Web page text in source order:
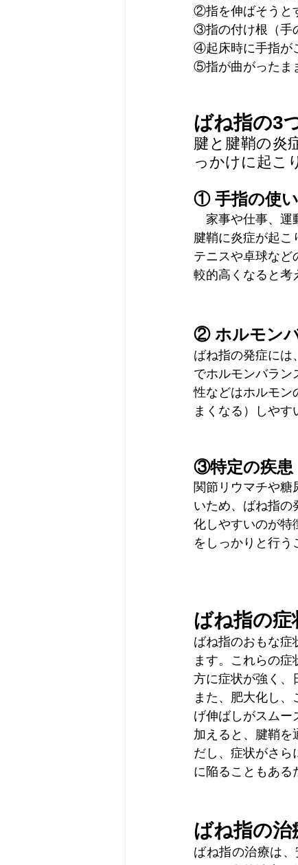
②指を伸ばそうと
③指の付け根（手
④起床時に手指が
⑤指が曲がったま
ばね指の3
腱と腱鞘の炎
っかけに起こ
① 手指の使
家事や仕事、運
腱鞘に炎症が起こ
テニスや卓球など
較的高くなると考
② ホルモン
ばね指の発症には
でホルモンバラン
性などはホルモン
まくなる）しやす
③特定の疾患
関節リウマチや
いため、ばね指の
化しやすいのが特
をしっかりと行う
ばね指の症
ばね指のおもな症
ます。これらの
方に症状が強く、
また、肥大化し
げ伸ばしがスムー
加えると、腱鞘を
だし、症状がさら
に陥ることもある
ばね指の治
ばね指の治療は